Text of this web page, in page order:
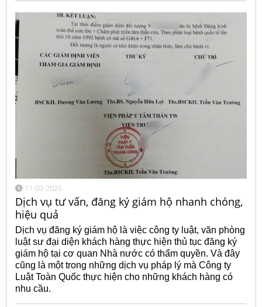
11-03-2025
Dịch vụ tư vấn, đăng ký giám hộ nhanh chóng,
hiệu quả
Dịch vụ đăng ký giám hộ là việc công ty luật, văn phòng
luật sư đại diện khách hàng thực hiện thủ tục đăng ký
giám hộ tại cơ quan Nhà nước có thẩm quyền. Và đây
cũng là một trong những dịch vụ pháp lý mà Công ty
Luật Toàn Quốc thực hiện cho những khách hàng có
nhu cầu.